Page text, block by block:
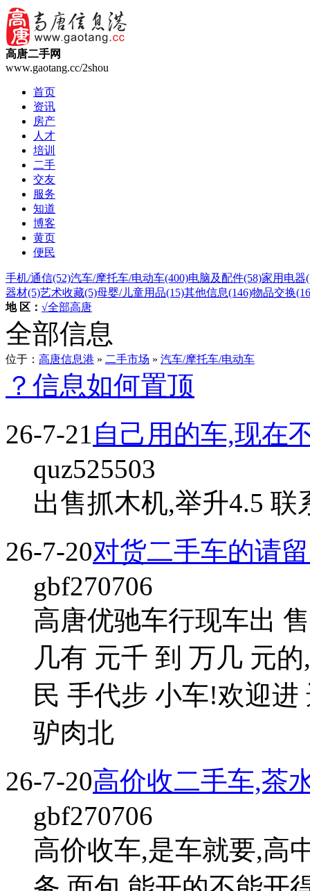
高唐二手网
www.gaotang.cc/2shou
首页
资讯
房产
人才
培训
二手
交友
服务
知道
博客
黄页
便民
手机/通信(52)汽车/摩托车/电动车(400)电脑及配件(58)家用电器
器材(5)艺术收藏(5)母婴/儿童用品(15)其他信息(146)物品交换
地 区： √全部高唐
全部信息
位于： 高唐信息港 » 二手市场 » 汽车/摩托车/电动车
？信息如何置顶
26-7-21 自己用的车,现在
quz525503
出售抓木机,举升4.5 联
26-7-20对货二手车的请
gbf270706
高唐优驰车行现车出
几有 元千 到 万几 元
民 手代步 小车!欢迎
驴肉北
26-7-20高价收二手车,茶
gbf270706
高价收车,是车就要,高